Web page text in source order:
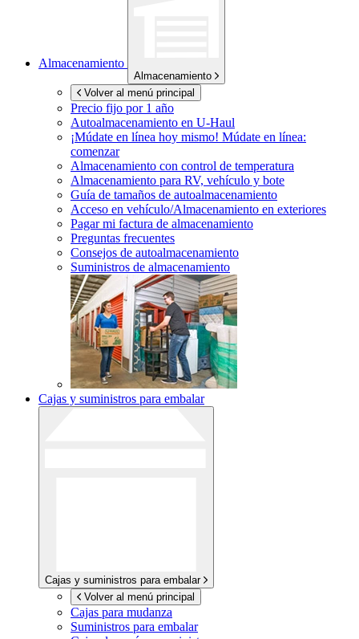
Almacenamiento
Almacenamiento
Volver al menú principal
Precio fijo por 1 año
Autoalmacenamiento en U-Haul
¡Múdate en línea hoy mismo! Múdate en línea:
comenzar
Almacenamiento con control de temperatura
Almacenamiento para RV, vehículo y bote
Guía de tamaños de autoalmacenamiento
Acceso en vehículo/Almacenamiento en exteriores
Pagar mi factura de almacenamiento
Preguntas frecuentes
Consejos de autoalmacenamiento
Suministros de almacenamiento
Cajas y suministros para embalar
Cajas y suministros para embalar
Volver al menú principal
Cajas para mudanza
Suministros para embalar